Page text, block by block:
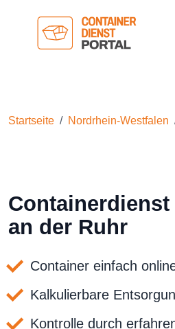
Startseite Nordrhein-Westfalen
an der Ruhr
Container einfach
Kalkulierbare
Kontrolle durch